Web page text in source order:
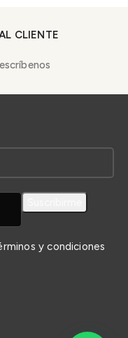
CLIENTE
y condiciones